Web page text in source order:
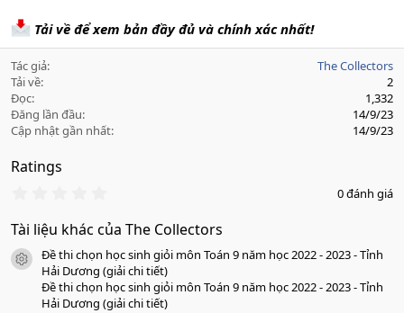
Tải về để xem bản đầy đủ và chính xác nhất!
Tác giả
The Collectors
Tải về
2
Đọc
1,332
Đăng lần đầu
14/9/23
Cập nhật gần nhất
14/9/23
Ratings
0
0
a
o
0 đánh giá
Tài liệu khác của The Collectors
icon tài liệu
Đề thi chọn học sinh giỏi môn Toán 9 năm học 2022 - 2023 - Tỉnh
Hải Dương (giải chi tiết)
Đề thi chọn học sinh giỏi môn Toán 9 năm học 2022 - 2023 - Tỉnh
Hải Dương (giải chi tiết)